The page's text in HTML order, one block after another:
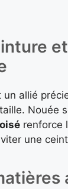
un allié
Nouée
renforce
une